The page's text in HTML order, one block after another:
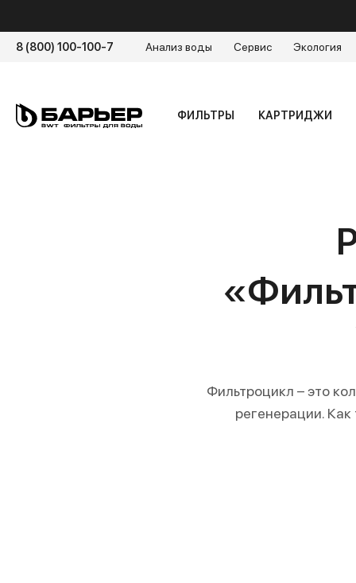
8 (800) 100-100-7 Анализ воды Сервис Экология
ФИЛЬТРЫ КАРТРИДЖИ
Фильтроцикл – это
регенерации.